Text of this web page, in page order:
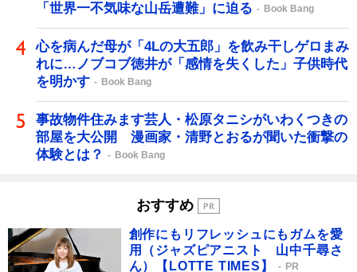
「世界一不気味な山岳遭難」に迫る
Book Bang
心を病んだ母が「4Lの大五郎」を飲み干しゲロまみ
れに…ノブコブ徳井が「感情を失くした」子供時代
を明かす
Book Bang
事故物件住みます芸人・松原タニシがいわくつきの
部屋を大公開 漫画家・清野とおるが聞いた衝撃の
体験とは？
Book Bang
おすすめ
創作にもリフレッシュにもガムを愛
用（ジャズピアニスト 山中千尋さ
ん）【LOTTE TIMES】
PR